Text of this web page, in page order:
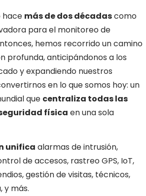
hace más de dos décadascomo
para el monitoreo de
hemos recorrido un camino
profunda, anticipándonos a los
y expandiendo nuestros
en lo que somos hoy: un
que centraliza todas las
física en una sola
unifica alarmas de intrusión,
de accesos, rastreo GPS, IoT,
gestión de visitas, técnicos,
y más.